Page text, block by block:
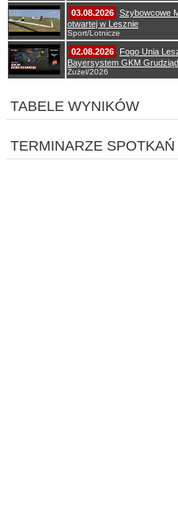
03.08.2026 Szybowcowe
otwartej w Lesznie
Sport/Lotnicze
02.08.2026
Fogo Unia
Bayersystem GKM
Żużel/2026
TABELE WYNIKÓW
TERMINARZE SPOTKAŃ